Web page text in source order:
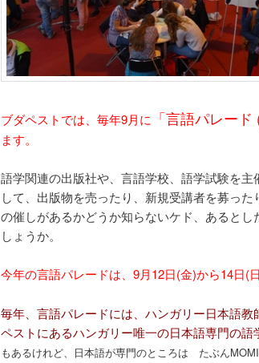
ブダペストでは、毎年9月に 「言語パレード
ます。
語学関連の出版社や、言語学校、語学試験を
して、出版物を売ったり、新規受講者を募っ
の催しがあるかどうか知らないケド、あると
しょうか。
今年の言語パレードは、9月12日(金)から14日(
毎年、言語パレードには、ハンガリー日本語
ペストにあるハンガリー唯一の日本語専門の語
もあるけれど、日本語が専門のところは たぶん